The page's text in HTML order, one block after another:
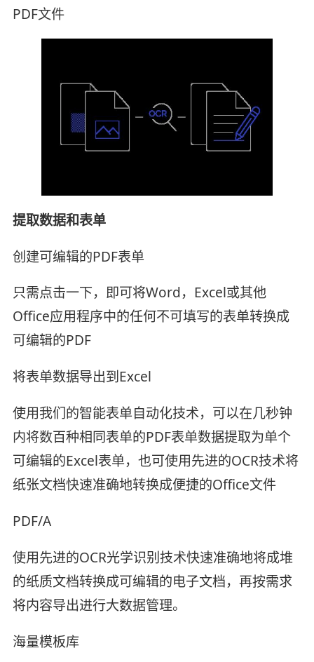
PDF文件
提取数据和表单
创建可编辑的PDF表单
只需点击一下，即可将Word，Excel或其他
Office应用程序中的任何不可填写的表单转换成
可编辑的PDF
将表单数据导出到Excel
使用我们的智能表单自动化技术，可以在几秒钟
内将数百种相同表单的PDF表单数据提取为单个
可编辑的Excel表单，也可使用先进的OCR技术将
纸张文档快速准确地转换成便捷的Office文件
PDF/A
使用先进的OCR光学识别技术快速准确地将成堆
的纸质文档转换成可编辑的电子文档，再按需求
将内容导出进行大数据管理。
海量模板库